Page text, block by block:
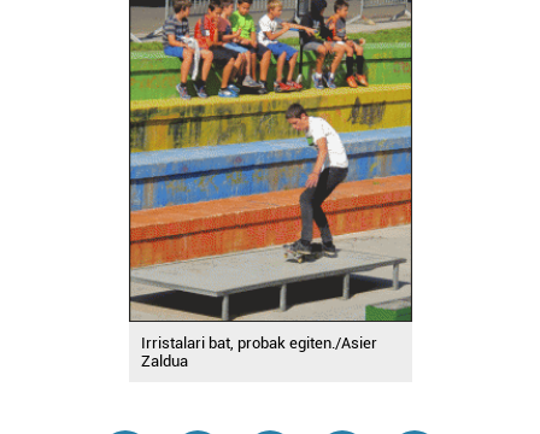
Irristalari bat, probak egiten./Asier
Zaldua